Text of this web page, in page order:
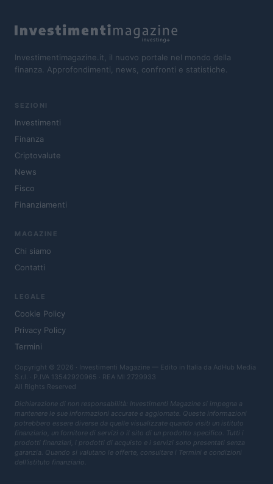
Investimentimagazine.it, il nuovo portale nel mondo della
finanza. Approfondimenti, news, confronti e statistiche.
SEZIONI
Investimenti
Finanza
Criptovalute
News
Fisco
Finanziamenti
MAGAZINE
Chi siamo
Contatti
LEGALE
Cookie Policy
Privacy Policy
Termini
Copyright © 2026 · Investimenti Magazine — Edito in Italia da AdHub Media
S.r.l. · P.IVA 13542920965 · REA MI 2729933
All Rights Reserved
Dichiarazione di non responsabilità: Investimenti Magazine si impegna a
mantenere le sue informazioni accurate e aggiornate. Queste informazioni
potrebbero essere diverse da quelle visualizzate quando visiti un istituto
finanziario, un fornitore di servizi o il sito di un prodotto specifico. Tutti i
prodotti finanziari, i prodotti di acquisto e i servizi sono presentati senza
garanzia. Quando si valutano le offerte, consultare i Termini e condizioni
dell'istituto finanziario.